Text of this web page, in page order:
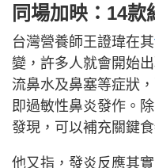
同場加映：14款
台灣營養師王證瑋在其
變，許多人就會開始
流鼻水及鼻塞等症狀
即過敏性鼻炎發作。
發現，可以補充關鍵
他又指，發炎反應其